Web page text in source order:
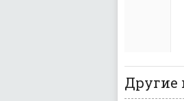
Другие